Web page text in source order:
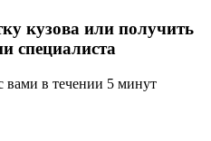
кузова или получить
специалиста
вами в течении 5 минут